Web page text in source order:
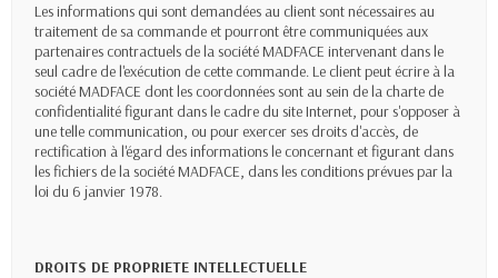
Les informations qui sont demandées au client sont nécessaires au
traitement de sa commande et pourront être communiquées aux
partenaires contractuels de la société MADFACE intervenant dans le
seul cadre de l'exécution de cette commande. Le client peut écrire à la
société MADFACE dont les coordonnées sont au sein de la charte de
confidentialité figurant dans le cadre du site Internet, pour s'opposer à
une telle communication, ou pour exercer ses droits d'accès, de
rectification à l'égard des informations le concernant et figurant dans
les fichiers de la société MADFACE, dans les conditions prévues par la
loi du 6 janvier 1978.
DROITS DE PROPRIETE INTELLECTUELLE